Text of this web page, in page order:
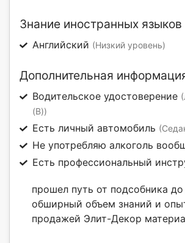
Знание иностранных языков
Английский (Низкий уровень)
Дополнительная
Водительское удостоверение
(B))
Есть личный автомобиль
Не употребляю алкоголь
Есть профессиональный
прошел путь от подсобника
обширный объем знаний и
продажей Элит-Декор